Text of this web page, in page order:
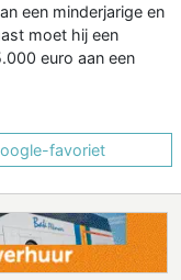
een minderjarige en
moet hij een
euro aan een
favoriet